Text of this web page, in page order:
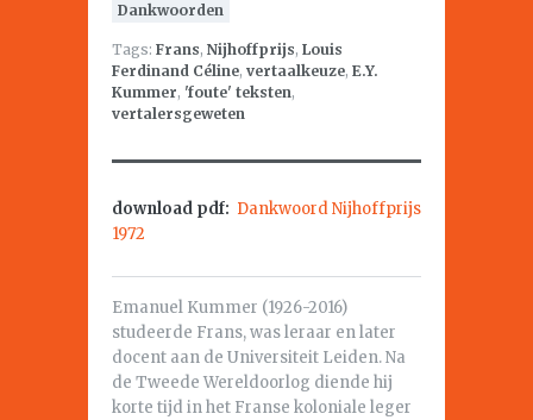
Dankwoorden
Tags: Frans, Nijhoffprijs, Louis
Ferdinand Céline, vertaalkeuze, E.Y.
Kummer, 'foute' teksten,
vertalersgeweten
download pdf: Dankwoord Nijhoffprijs
1972
Emanuel Kummer (1926-2016)
studeerde Frans, was leraar en later
docent aan de Universiteit Leiden. Na
de Tweede Wereldoorlog diende hij
korte tijd in het Franse koloniale leger